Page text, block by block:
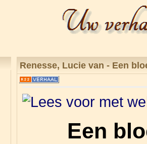
Renesse, Lucie van - Een
Een